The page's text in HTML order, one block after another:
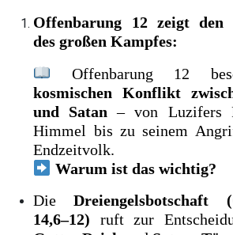
Offenbarung 12 zeigt den
des großen Kampfes:
Offenbarung 12
kosmischen Konflikt
und Satan – von Luzifers
Himmel bis zu seinem
Endzeitvolk.
Warum ist das wichtig?
DieDreiengelsbotschaft
14,6–12) ruft zur